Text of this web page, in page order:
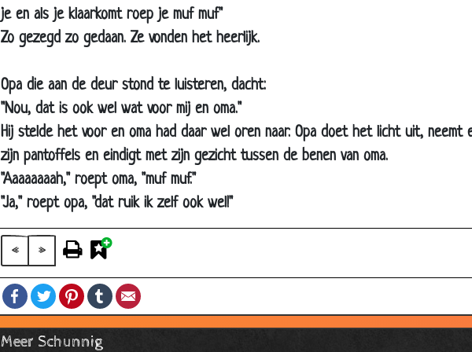
je en als je klaarkomt roep je muf muf"
Zo gezegd zo gedaan. Ze vonden het heerlijk.
Opa die aan de deur stond te luisteren, dacht:
"Nou, dat is ook wel wat voor mij en oma."
Hij stelde het voor en oma had daar wel oren naar. Opa doet het licht uit, neemt
zijn pantoffels en eindigt met zijn gezicht tussen de benen van oma.
"Aaaaaaaah," roept oma, "muf muf."
"Ja," roept opa, "dat ruik ik zelf ook wel!"
« »
FacebookTwitterPinterestTumblr
Meer Schunnig
05 Oct 2001
02 Oct 2001
Naar de hemel
05 Sep 2001
De pil
02 Sep 2001
Hoe moet ons kindje heten?
12 Aug 2001
Champagne
10 Aug 2001
Lotion
20 Jul 2001
12 May 2000
De sexuoloog
12 May 2000
Varkensoren!